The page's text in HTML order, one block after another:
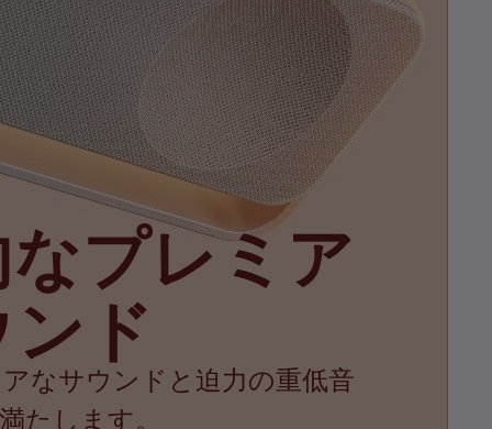
プレミア
ド
なサウンドと迫力の重低音
たします。